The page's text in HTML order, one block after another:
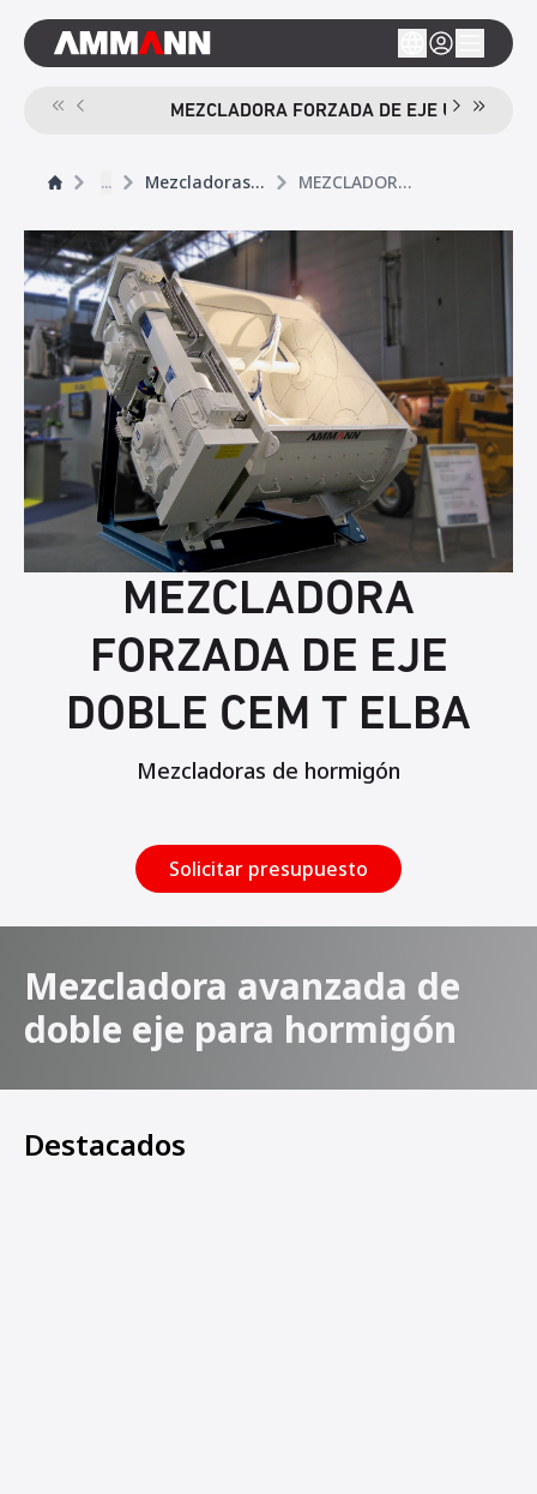
MEZCLADORA FORZADA DE EJE ÚNICO
... Mezcladoras de hormigón MEZCLADORA FORZADA DE EJE DOBLE CEM T ELBA
MEZCLADORA
FORZADA DE EJE
DOBLE CEM T ELBA
Mezcladoras de hormigón
Solicitar presupuesto
Mezcladora avanzada de
doble eje para hormigón
Destacados